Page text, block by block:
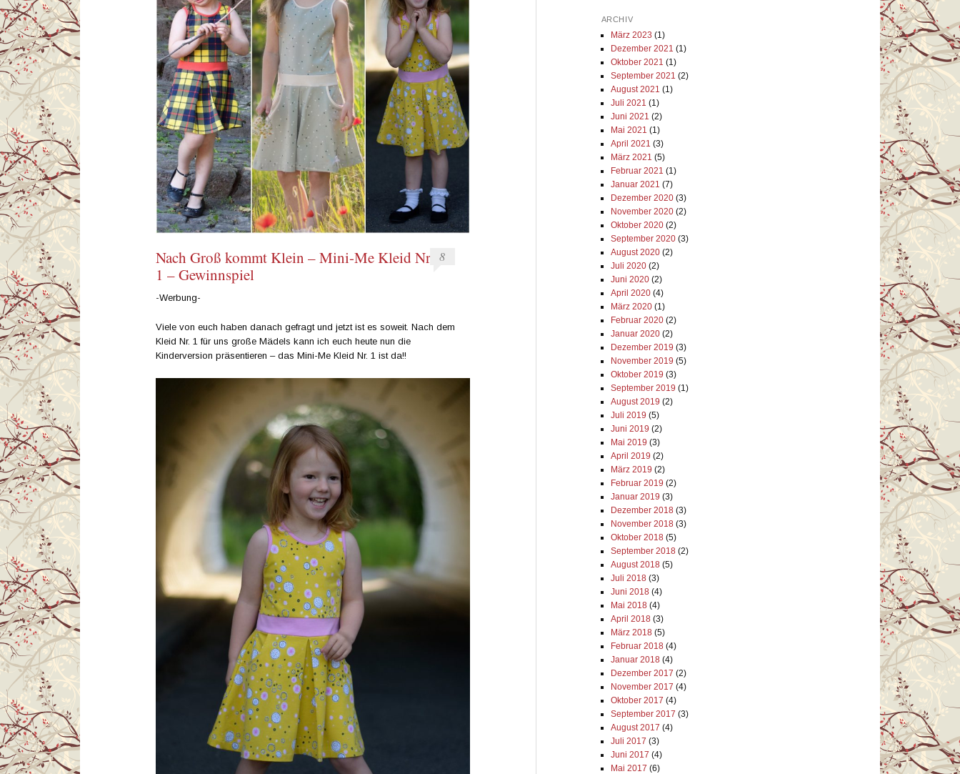
Nach Groß kommt Klein – Mini-Me Kleid Nr.
1 – Gewinnspiel
8
-Werbung-
Viele von euch haben danach gefragt und jetzt ist es soweit. Nach dem
Kleid Nr. 1 für uns große Mädels kann ich euch heute nun die
Kinderversion präsentieren – das Mini-Me Kleid Nr. 1 ist da!!
ARCHIV
März 2023 (1)
Dezember 2021 (1)
Oktober 2021 (1)
September 2021 (2)
August 2021 (1)
Juli 2021 (1)
Juni 2021 (2)
Mai 2021 (1)
April 2021 (3)
März 2021 (5)
Februar 2021 (1)
Januar 2021 (7)
Dezember 2020(3)
November 2020(2)
Oktober 2020(2)
September 2020(3)
August 2020(2)
Juli 2020(2)
Juni 2020(2)
April 2020(4)
März 2020(1)
Februar 2020(2)
Januar 2020(2)
Dezember 2019 (3)
November 2019 (5)
Oktober 2019 (3)
September 2019 (1)
August 2019 (2)
Juli 2019 (5)
Juni 2019 (2)
Mai 2019 (3)
April 2019 (2)
März 2019 (2)
Februar 2019 (2)
Januar 2019 (3)
Dezember 2018(3)
November 2018(3)
Oktober 2018(5)
September 2018(2)
August 2018(5)
Juli 2018(3)
Juni 2018(4)
Mai 2018(4)
April 2018(3)
März 2018(5)
Februar 2018(4)
Januar 2018(4)
Dezember 2017 (2)
November 2017 (4)
Oktober 2017 (4)
September 2017 (3)
August 2017 (4)
Juli 2017 (3)
Juni 2017 (4)
Mai 2017 (6)